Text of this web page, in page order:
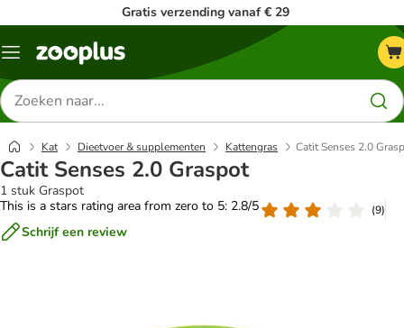
Gratis verzending vanaf € 29
Menu
Zoeken
naar
producten
Kat Dieetvoer & supplementen Kattengras Catit Senses 2.0
Catit Senses 2.0 Graspot
1 stuk Graspot
This is a stars rating area from zero to 5: 2.8/5
(9)
Schrijf een review